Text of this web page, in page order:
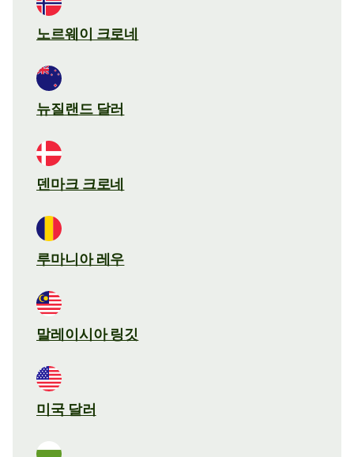
노르웨이 크로네
뉴질랜드 달러
덴마크 크로네
루마니아 레우
말레이시아 링깃
미국 달러